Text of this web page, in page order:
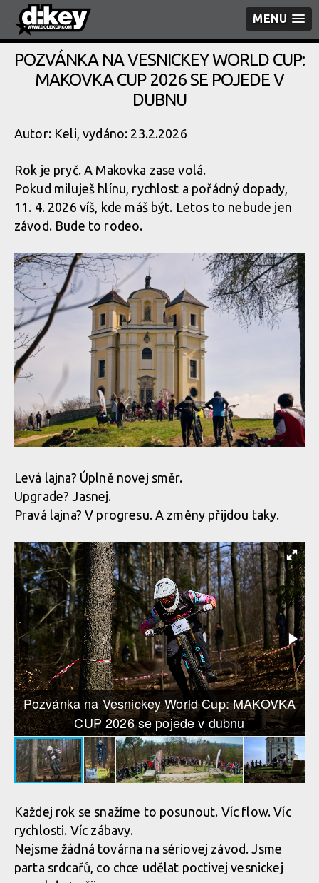
MENU
POZVÁNKA NA VESNICKEY WORLD CUP:
MAKOVKA CUP 2026 SE POJEDE V
DUBNU
Autor: Keli, vydáno: 23.2.2026
Rok je pryč. A Makovka zase volá.
Pokud miluješ hlínu, rychlost a pořádný dopady,
11. 4. 2026 víš, kde máš být. Letos to nebude jen
závod. Bude to rodeo.
Levá lajna? Úplně novej směr.
Upgrade? Jasnej.
Pravá lajna? V progresu. A změny přijdou taky.
Pozvánka na Vesnickey World Cup: MAKOVKA
CUP 2026 se pojede v dubnu
Každej rok se snažíme to posunout. Víc flow. Víc
rychlosti. Víc zábavy.
Nejsme žádná továrna na sériovej závod. Jsme
parta srdcařů, co chce udělat poctivej vesnickej